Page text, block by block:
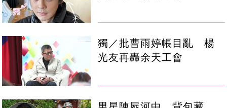
獨／批曹雨婷帳目亂 楊
光友再轟余天工會